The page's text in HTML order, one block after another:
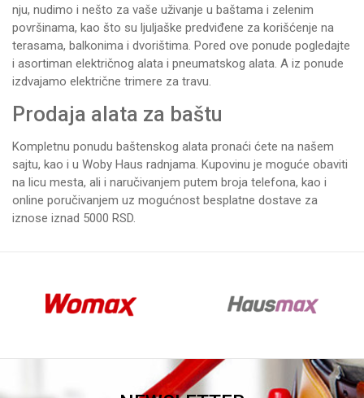
nju, nudimo i nešto za vaše uživanje u baštama i zelenim
površinama, kao što su ljuljaške predviđene za korišćenje na
terasama, balkonima i dvorištima. Pored ove ponude pogledajte
i asortiman električnog alata i pneumatskog alata. A iz ponude
izdvajamo električne trimere za travu.
Prodaja alata za baštu
Kompletnu ponudu baštenskog alata pronaći ćete na našem
sajtu, kao i u Woby Haus radnjama. Kupovinu je moguće obaviti
na licu mesta, ali i naručivanjem putem broja telefona, kao i
online poručivanjem uz mogućnost besplatne dostave za
iznose iznad 5000 RSD.